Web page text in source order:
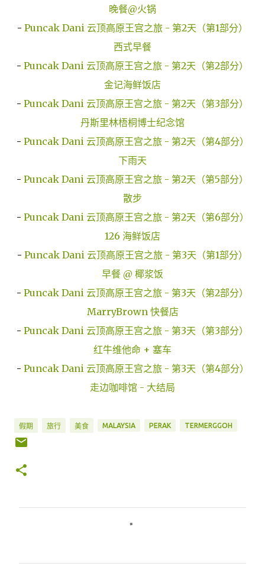
晚餐@火锅
- Puncak Dani 云顶高原王宫之旅 - 第2天（第1部分）
西式早餐
- Puncak Dani 云顶高原王宫之旅 - 第2天（第2部分）
金记海鲜饭店
- Puncak Dani 云顶高原王宫之旅 - 第2天（第3部分）
丹斯里林梧桐博士纪念馆
- Puncak Dani 云顶高原王宫之旅 - 第2天（第4部分）
下雨天
- Puncak Dani 云顶高原王宫之旅 - 第2天（第5部分）
散步
- Puncak Dani 云顶高原王宫之旅 - 第2天（第6部分）
126 海鲜饭店
- Puncak Dani 云顶高原王宫之旅 - 第3天（第1部分）
早餐 @ 椰浆饭
- Puncak Dani 云顶高原王宫之旅 - 第3天（第2部分）
MarryBrown 快餐店
- Puncak Dani 云顶高原王宫之旅 - 第3天（第3部分）
红牛维他命 + 塞车
- Puncak Dani 云顶高原王宫之旅 - 第3天（第4部分）
走边咖啡馆 - 大结局
假期 旅行 美食 MALAYSIA PERAK TERMERGGOH